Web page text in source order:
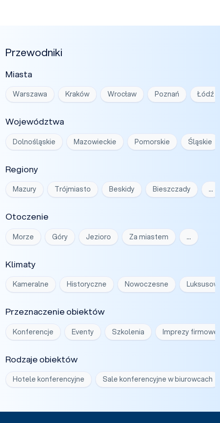
Przewodniki
Miasta
Warszawa Kraków Wrocław Poznań Łódź
Województwa
Dolnośląskie Mazowieckie Pomorskie Śląskie
Regiony
Mazury Trójmiasto Beskidy Bieszczady …
Otoczenie
Morze Góry Jezioro Za miastem …
Klimaty
Kameralne Historyczne Nowoczesne
Przeznaczenie obiektów
Konferencje Eventy Szkolenia Imprezy firmowe
Rodzaje obiektów
Hotele konferencyjne Sale konferencyjne w biurowcach